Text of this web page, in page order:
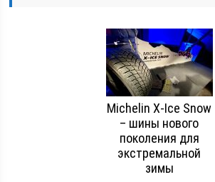
Michelin X-Ice Snow
– шины нового
поколения для
экстремальной
зимы